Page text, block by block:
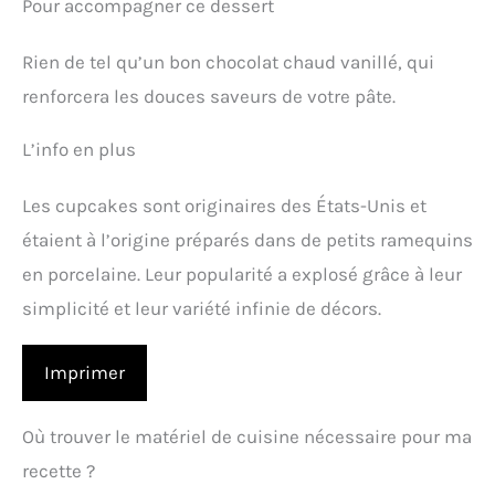
Pour accompagner ce dessert
Rien de tel qu’un bon chocolat chaud vanillé, qui
renforcera les douces saveurs de votre pâte.
L’info en plus
Les cupcakes sont originaires des États-Unis et
étaient à l’origine préparés dans de petits ramequins
en porcelaine. Leur popularité a explosé grâce à leur
simplicité et leur variété infinie de décors.
Imprimer
Où trouver le matériel de cuisine nécessaire pour ma
recette ?